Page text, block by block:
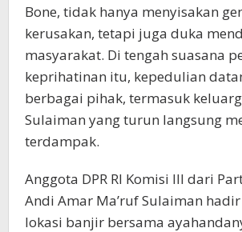
Bone, tidak hanya menyisakan
kerusakan, tetapi juga duka
masyarakat. Di tengah suasana
keprihatinan itu, kepedulian
berbagai pihak, termasuk
Sulaiman yang turun langsung
terdampak.
Anggota DPR RI Komisi III dari
Andi Amar Ma’ruf Sulaiman
lokasi banjir bersama